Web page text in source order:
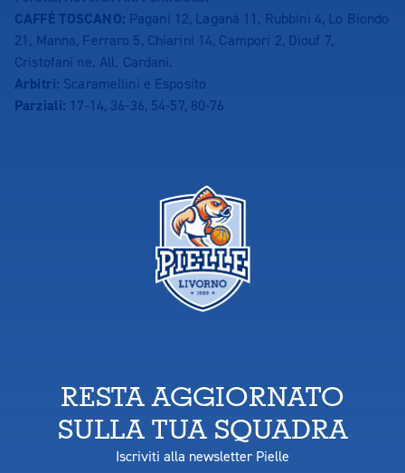
CAFFÈ TOSCANO: Pagani 12, Laganà 11, Rubbini 4, Lo Biondo
21, Manna, Ferraro 5, Chiarini 14, Campori 2, Diouf 7,
Cristofani ne. All. Cardani.
Arbitri: Scaramellini e Esposito
Parziali: 17-14, 36-36, 54-57, 80-76
RESTA AGGIORNATO
SULLA TUA SQUADRA
Iscriviti alla newsletter Pielle